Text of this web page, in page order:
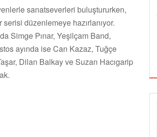
sanatseverleri buluştururken,
düzenlemeye hazırlanıyor.
Simge Pınar, Yeşilçam Band,
ayında ise Can Kazaz, Tuğçe
Dilan Balkay ve Suzan Hacıgarip